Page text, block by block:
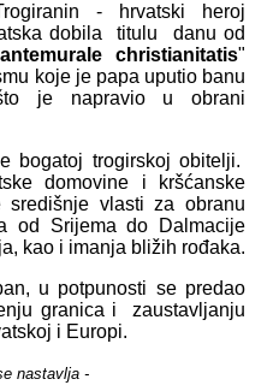
- hrvatski heroj
dobila titulu danu od
antemurale christianitatis"
koje je papa uputio banu
je napravio u obrani
bogatoj trogirskoj obitelji.
domovine i kršćanske
vlasti za obranu
od Srijema do Dalmacije
kao i imanja bližih rođaka.
u potpunosti se predao
granica i zaustavljanju
i Europi.
nastavlja -